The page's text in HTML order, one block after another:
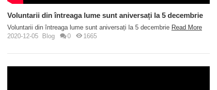
Voluntarii din întreaga lume sunt aniversați la 5 decembrie
Voluntarii din întreaga lume sunt aniversați la 5 decembrie Read More
2020-12-05
Blog 0 1665